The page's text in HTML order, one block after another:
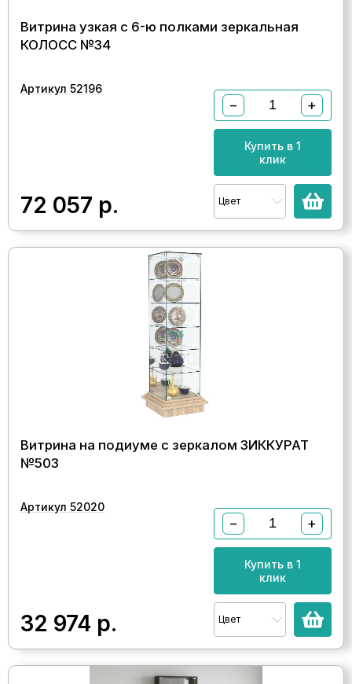
Витрина узкая с 6-ю полками зеркальная
КОЛОСС №34
Артикул 52196
72 057 р.
− +
Купить в 1
клик
Цвет
Витрина на подиуме с зеркалом ЗИККУРАТ
№503
Артикул 52020
32 974 р.
− +
Купить в 1
клик
Цвет